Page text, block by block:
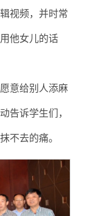
视频，并时常
他女儿的话
意给别人添麻
告诉学生们，
不去的痛。